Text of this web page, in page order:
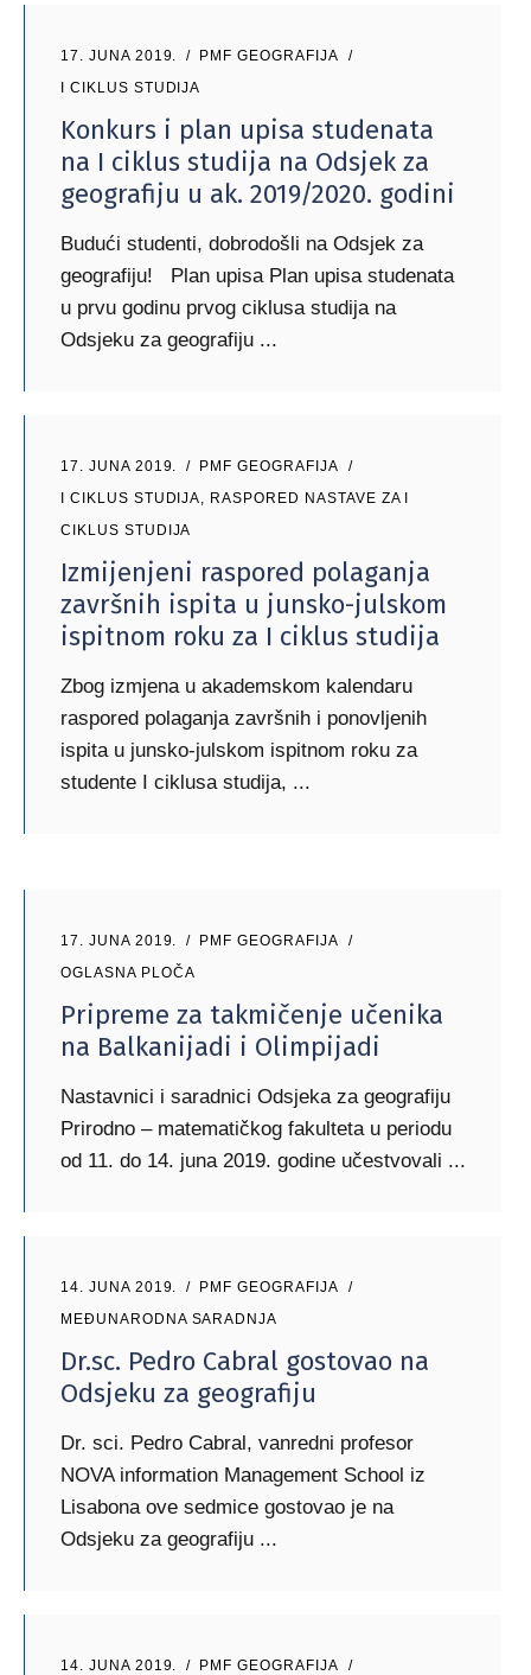
17. JUNA 2019.
PMF GEOGRAFIJA
I CIKLUS STUDIJA
Konkurs i plan upisa studenata
na I ciklus studija na Odsjek za
geografiju u ak. 2019/2020. godini
Budući studenti, dobrodošli na Odsjek za
geografiju! Plan upisa Plan upisa studenata
u prvu godinu prvog ciklusa studija na
Odsjeku za geografiju
17. JUNA 2019.
PMF GEOGRAFIJA
I CIKLUS STUDIJA, RASPORED NASTAVE ZA I
CIKLUS STUDIJA
Izmijenjeni raspored polaganja
završnih ispita u junsko-julskom
ispitnom roku za I ciklus studija
Zbog izmjena u akademskom kalendaru
raspored polaganja završnih i ponovljenih
ispita u junsko-julskom ispitnom roku za
studente I ciklusa studija,
17. JUNA 2019.
PMF GEOGRAFIJA
OGLASNA PLOČA
Pripreme za takmičenje učenika
na Balkanijadi i Olimpijadi
Nastavnici i saradnici Odsjeka za geografiju
Prirodno – matematičkog fakulteta u periodu
od 11. do 14. juna 2019. godine učestvovali
14. JUNA 2019.
PMF GEOGRAFIJA
MEĐUNARODNA SARADNJA
Dr.sc. Pedro Cabral gostovao na
Odsjeku za geografiju
Dr. sci. Pedro Cabral, vanredni profesor
NOVA information Management School iz
Lisabona ove sedmice gostovao je na
Odsjeku za geografiju
14. JUNA 2019. PMF GEOGRAFIJA